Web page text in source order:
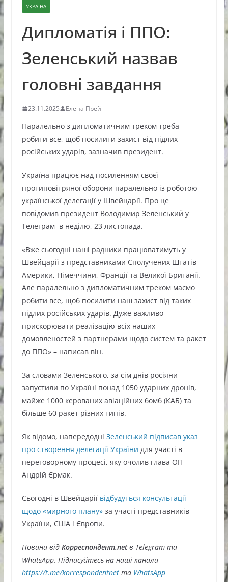
УКРАЇНА
Дипломатія і ППО:
Зеленський назвав
головні завдання
23.11.2025 Елена Прей
Паралельно з дипломатичним треком треба
робити все, щоб посилити захист від підлих
російських ударів, зазначив президент.
Україна працює над посиленням своєї
протиповітряної оборони паралельно із роботою
української делегації у Швейцарії. Про це
повідомив президент Володимир Зеленський у
Телеграм в неділю, 23 листопада.
«Вже сьогодні наші радники працюватимуть у
Швейцарії з представниками Сполучених Штатів
Америки, Німеччини, Франції та Великої Британії.
Але паралельно з дипломатичним треком маємо
робити все, щоб посилити наш захист від таких
підлих російських ударів. Дуже важливо
прискорювати реалізацію всіх наших
домовленостей з партнерами щодо систем та ракет
до ППО» – написав він.
За словами Зеленського, за сім днів росіяни
запустили по Україні понад 1050 ударних дронів,
майже 1000 керованих авіаційних бомб (КАБ) та
більше 60 ракет різних типів.
Як відомо, напередодні Зеленський підписав указ
про створення делегації України для участі в
переговорному процесі, яку очолив глава ОП
Андрій Єрмак.
Сьогодні в Швейцарії відбудуться консультації
щодо «мирного плану»за участі представників
України, США і Європи.
Новини відКорреспондент.netв Telegram та
WhatsApp. Підписуйтесь на наші канали
https://t.me/korrespondentnetта WhatsApp